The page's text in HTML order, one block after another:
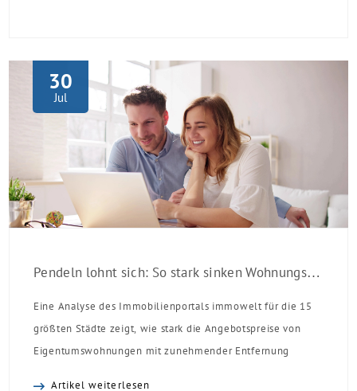
Einzelmaßnahmen […]
30
Jul
Pendeln lohnt sich: So stark sinken Wohnungspreise im Umland
Eine Analyse des Immobilienportals immowelt für die 15
größten Städte zeigt, wie stark die Angebotspreise von
Eigentumswohnungen mit zunehmender Entfernung
Artikel weiterlesen